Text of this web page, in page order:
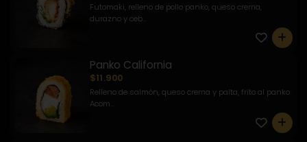
Futomaki, relleno de pollo panko, queso crema,
durazno y ceb...
0
Panko California
$11.900
Relleno de salmón, queso crema y palta, frito al panko.
Acom...
0